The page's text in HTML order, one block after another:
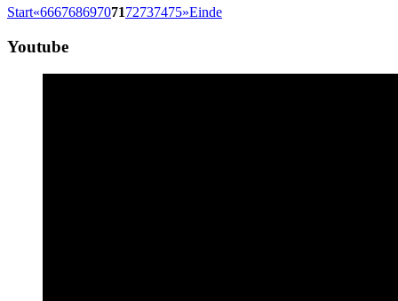
Start«66676869707172737475»Einde
Youtube